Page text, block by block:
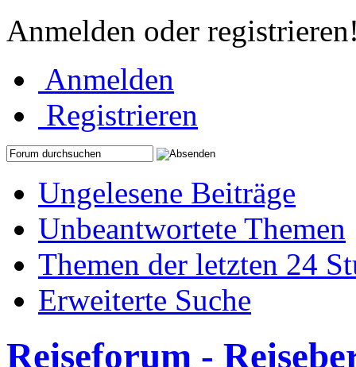
Anmelden oder
Anmelden
Registrieren
Ungelesene Beiträge
Unbeantwortete Themen
Themen der letzten 24
Erweiterte Suche
Reiseforum -